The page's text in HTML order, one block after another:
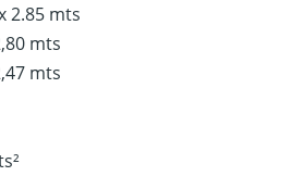
2.85 mts
mts
mts